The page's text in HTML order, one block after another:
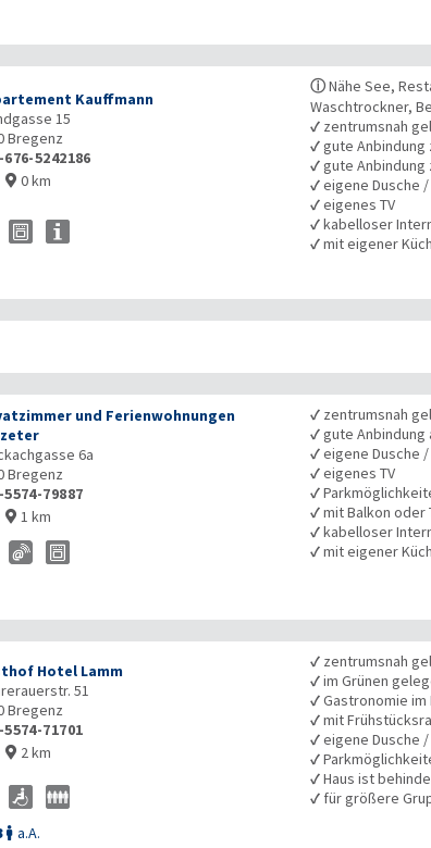
Kauffmann
15
Bregenz
676-5242186
 0 km
ⓘNähe See,
Waschtrockner,
✓ zentrumsnah
✓gute Anbindung
✓gute Anbindung
✓eigene Dusche /
✓eigenes TV
✓kabelloser
✓mit eigener
und Ferienwohnungen
6a
Bregenz
5574-79887
 1 km
✓ zentrumsnah
✓gute Anbindung
✓eigene Dusche /
✓eigenes TV
✓
✓mit Balkon oder
✓kabelloser
✓mit eigener
Hotel Lamm
51
Bregenz
5574-71701
 2 km
 a.A.
✓ zentrumsnah
✓im Grünen
✓Gastronomie im
✓mit
✓eigene Dusche /
✓
✓Haus ist
✓ für größere